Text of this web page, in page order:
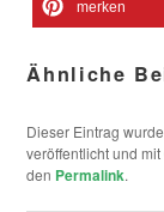
merken
Ähnliche
Dieser Eintrag
veröffentlicht und mit
den Permalink.